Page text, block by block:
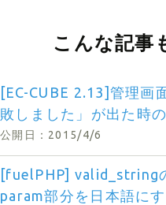
こんな記事
[EC-CUBE 2.13]管理画
敗しました」が出た時
公開日：2015/4/6
[fuelPHP] valid_string
param部分を日本語に